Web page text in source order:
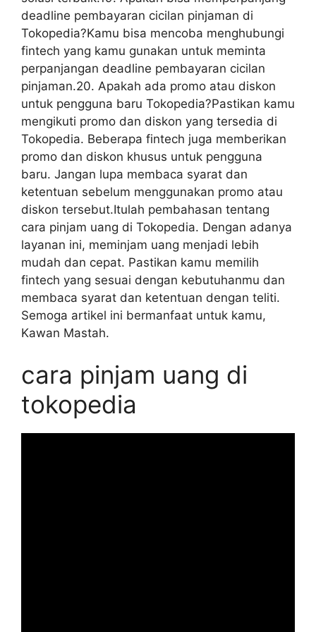
deadline pembayaran cicilan pinjaman di
Tokopedia?Kamu bisa mencoba menghubungi
fintech yang kamu gunakan untuk meminta
perpanjangan deadline pembayaran cicilan
pinjaman.20. Apakah ada promo atau diskon
untuk pengguna baru Tokopedia?Pastikan kamu
mengikuti promo dan diskon yang tersedia di
Tokopedia. Beberapa fintech juga memberikan
promo dan diskon khusus untuk pengguna
baru. Jangan lupa membaca syarat dan
ketentuan sebelum menggunakan promo atau
diskon tersebut.Itulah pembahasan tentang
cara pinjam uang di Tokopedia. Dengan adanya
layanan ini, meminjam uang menjadi lebih
mudah dan cepat. Pastikan kamu memilih
fintech yang sesuai dengan kebutuhanmu dan
membaca syarat dan ketentuan dengan teliti.
Semoga artikel ini bermanfaat untuk kamu,
Kawan Mastah.
cara pinjam uang di
tokopedia